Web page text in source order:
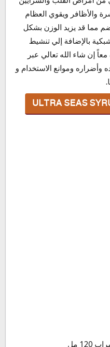
شراب للتسمين
والأظافر ويقوي العظام
مما قد يزيد الوزن بشكل
بالإضافة إلي تنشيط
إن شاء الله تعالي عبر
وأضراره وموانع الاستخدام و
تحتوي كل 5 مل من التراسيز شراب 120 مل